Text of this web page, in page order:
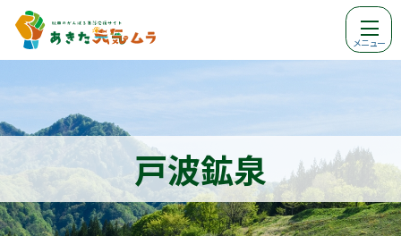
メニュー
戸波鉱泉